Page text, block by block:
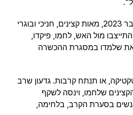
החל מהשבעה באוקטובר 2023, מאות קצינים, חניכי ובוגרי
מול האש, לחמו, פיקדו,
את שלמדו במסגרת ההכשרה
או תנתח קרבות. גדעון שרב
שלחמו, וינסה לשקף
בסערת הקרב, בלחימה,